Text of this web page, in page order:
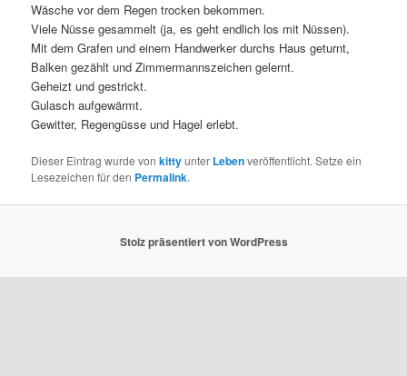
Wäsche vor dem Regen trocken bekommen.
Viele Nüsse gesammelt (ja, es geht endlich los mit Nüssen).
Mit dem Grafen und einem Handwerker durchs Haus geturnt,
Balken gezählt und Zimmermannszeichen gelernt.
Geheizt und gestrickt.
Gulasch aufgewärmt.
Gewitter, Regengüsse und Hagel erlebt.
Dieser Eintrag wurde vonkittyunter Lebenveröffentlicht. Setze ein
Lesezeichen für den Permalink.
Stolz präsentiert von WordPress